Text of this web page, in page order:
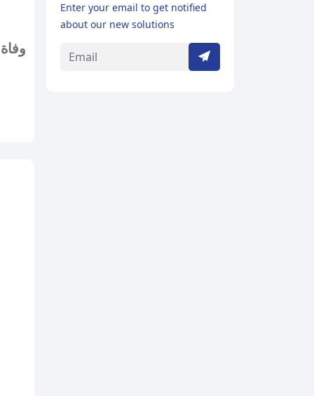
Enter your email to get notified
about our new solutions